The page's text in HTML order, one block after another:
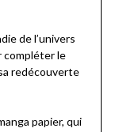
de l’univers
compléter le
redécouverte
papier, qui